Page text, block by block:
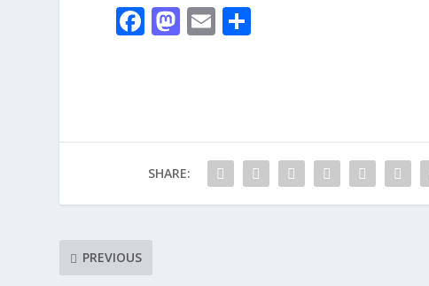
F
ac
o
o
k
M
as
o
n
E
m
SHARE:
PREVIOUS